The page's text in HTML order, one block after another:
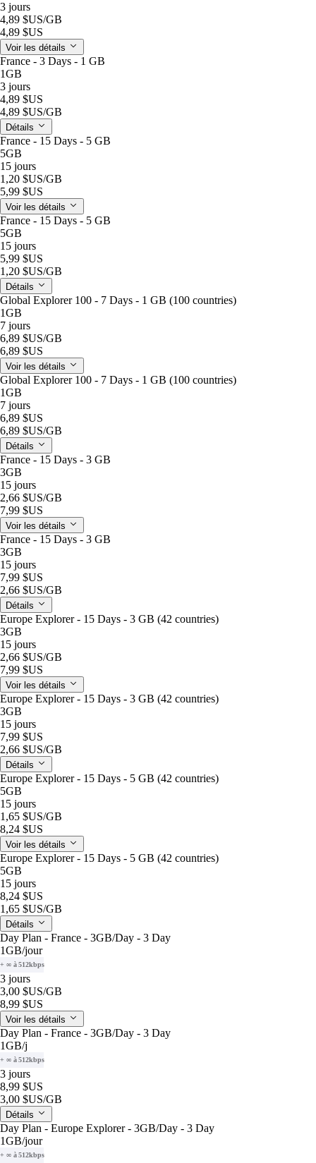
3 jours
4,89 $US/GB
4,89 $US
Voir les détails
France - 3 Days - 1 GB
1GB
3 jours
4,89 $US
4,89 $US/GB
Détails
France - 15 Days - 5 GB
5GB
15 jours
1,20 $US/GB
5,99 $US
Voir les détails
France - 15 Days - 5 GB
5GB
15 jours
5,99 $US
1,20 $US/GB
Détails
Global Explorer 100 - 7 Days - 1 GB (100 countries)
1GB
7 jours
6,89 $US/GB
6,89 $US
Voir les détails
Global Explorer 100 - 7 Days - 1 GB (100 countries)
1GB
7 jours
6,89 $US
6,89 $US/GB
Détails
France - 15 Days - 3 GB
3GB
15 jours
2,66 $US/GB
7,99 $US
Voir les détails
France - 15 Days - 3 GB
3GB
15 jours
7,99 $US
2,66 $US/GB
Détails
Europe Explorer - 15 Days - 3 GB (42 countries)
3GB
15 jours
2,66 $US/GB
7,99 $US
Voir les détails
Europe Explorer - 15 Days - 3 GB (42 countries)
3GB
15 jours
7,99 $US
2,66 $US/GB
Détails
Europe Explorer - 15 Days - 5 GB (42 countries)
5GB
15 jours
1,65 $US/GB
8,24 $US
Voir les détails
Europe Explorer - 15 Days - 5 GB (42 countries)
5GB
15 jours
8,24 $US
1,65 $US/GB
Détails
Day Plan - France - 3GB/Day - 3 Day
1GB/jour
+ ∞ à 512kbps
3 jours
3,00 $US/GB
8,99 $US
Voir les détails
Day Plan - France - 3GB/Day - 3 Day
1GB/j
+ ∞ à 512kbps
3 jours
8,99 $US
3,00 $US/GB
Détails
Day Plan - Europe Explorer - 3GB/Day - 3 Day
1GB/jour
+ ∞ à 512kbps